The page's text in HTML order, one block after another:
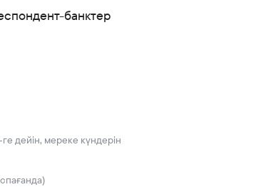
банктер
дейін, мереке күндерін